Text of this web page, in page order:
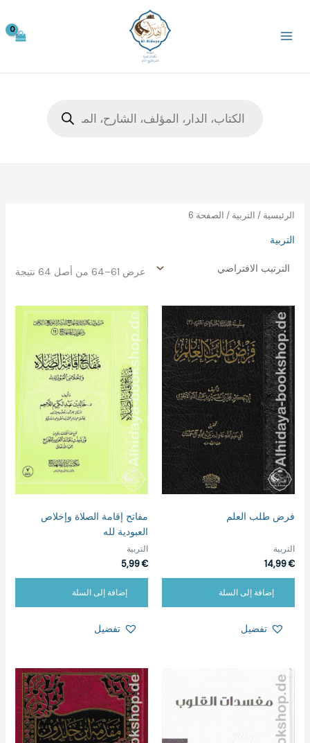
المحتوى
الرئيسية / التربية / الصفحة 6
التربية
عرض 61–64 من أصل 64 نتيجة
فرض طلب العلم
التربية
14,99€
إضافة إلى السلة
تفضيل
مفاتح إقامة الصلاة وإخلاص
العبودية لله
التربية
5,99€
إضافة إلى السلة
تفضيل